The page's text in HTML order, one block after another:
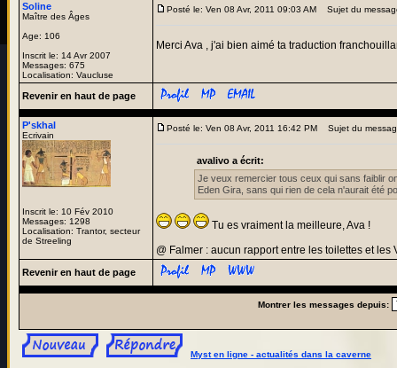
Soline
Maître des Âges
Age: 106
Inscrit le: 14 Avr 2007
Messages: 675
Localisation: Vaucluse
Posté le: Ven 08 Avr, 2011 09:03 AM Sujet du
Merci Ava , j'ai bien aimé ta traduction
Revenir en haut de page
P'skhal
Ecrivain
Inscrit le: 10 Fév 2010
Messages: 1298
Localisation: Trantor, secteur
de Streeling
Posté le: Ven 08 Avr, 2011 16:42 PM Sujet du
avalivo a écrit:
Je veux remercier tous ceux qui sans faiblir
Eden Gira, sans qui rien de cela n'aurait été
Tu es vraiment la meilleure, Ava !
@ Falmer : aucun rapport entre les toilettes et
Revenir en haut de page
Montrer les messages depuis:
Myst en ligne - actualités dans la caverne